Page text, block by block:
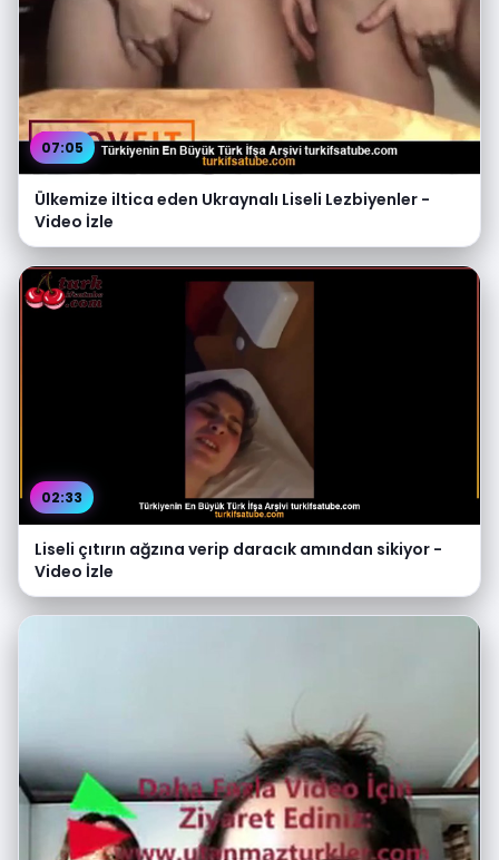
07:05
Ülkemize iltica eden Ukraynalı Liseli Lezbiyenler -
Video İzle
02:33
Liseli çıtırın ağzına verip daracık amından sikiyor -
Video İzle